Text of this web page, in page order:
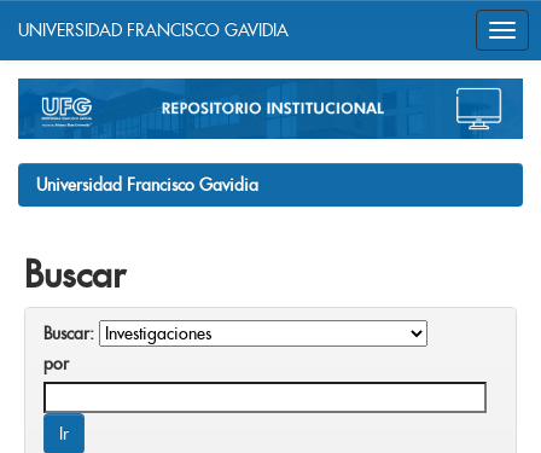
navigation
UNIVERSIDAD FRANCISCO GAVIDIA
Universidad Francisco Gavidia
Buscar
Buscar:
por